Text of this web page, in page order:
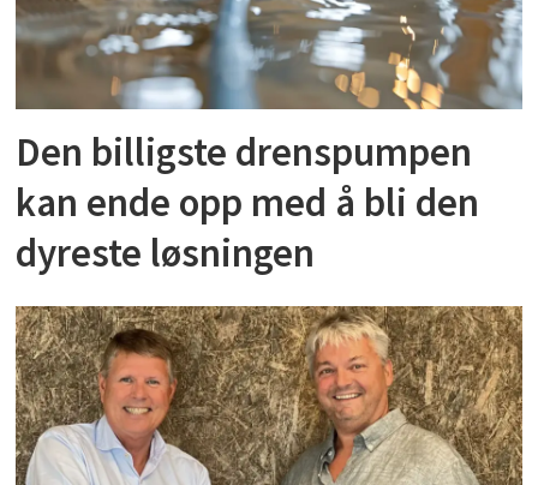
Den billigste drenspumpen
kan ende opp med å bli den
dyreste løsningen